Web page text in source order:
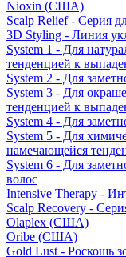
Nioxin (США)
Scalp Relief - Серия
3D Styling - Линия
System 1 - Для
тенденцией к
System 2 - Для
System 3 - Для
тенденцией к
System 4 - Для
System 5 - Для
намечающейся
System 6 - Для
волос
Intensive Therapy -
Scalp Recovery -
Olaplex (США)
Oribe (США)
Gold Lust - Роскошь